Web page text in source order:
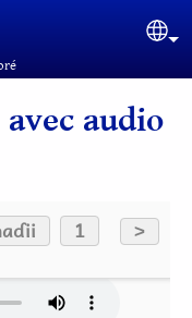
audio